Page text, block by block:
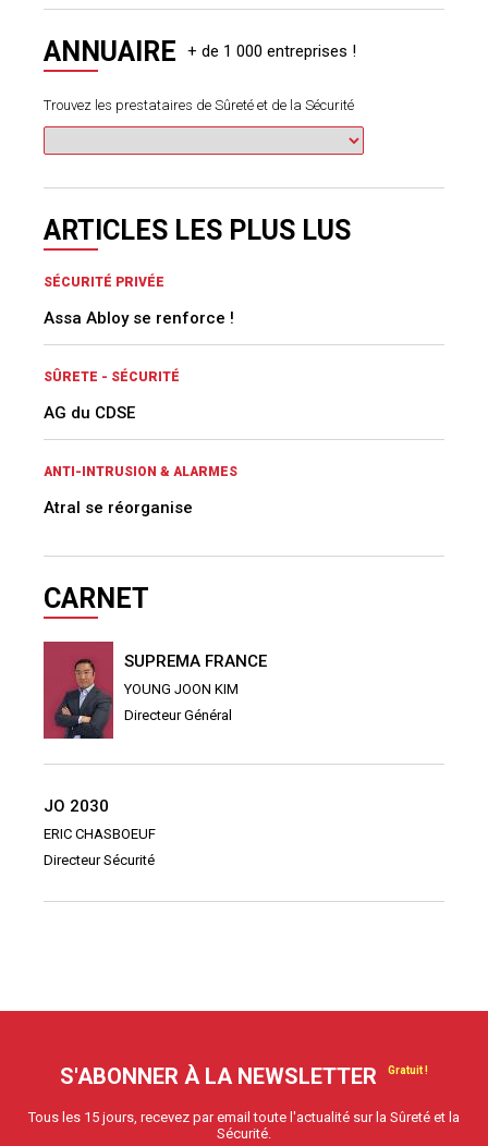
ANNUAIRE
Trouvez les prestataires de Sûreté et de la Sécurité
ARTICLES LES PLUS LUS
SÉCURITÉ PRIVÉE
Assa Abloy se renforce !
SÛRETE - SÉCURITÉ
AG du CDSE
ANTI-INTRUSION & ALARMES
Atral se réorganise
CARNET
SUPREMA FRANCE
YOUNG JOON KIM
Directeur Général
JO 2030
ERIC CHASBOEUF
Directeur Sécurité
S'ABONNER À LA NEWSLETTER
Tous les 15 jours, recevez par email toute l'actualité sur la Sûreté et la
Sécurité.